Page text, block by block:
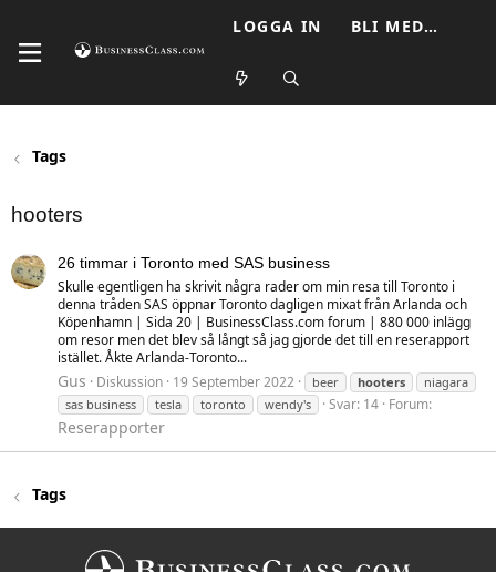
LOGGA IN BLI MEDLEM
Tags
hooters
26 timmar i Toronto med SAS business
Skulle egentligen ha skrivit några rader om min resa till Toronto i
denna tråden SAS öppnar Toronto dagligen mixat från Arlanda och
Köpenhamn | Sida 20 | BusinessClass.com forum | 880 000 inlägg
om resor men det blev så långt så jag gjorde det till en reserapport
istället. Åkte Arlanda-Toronto...
Gus Diskussion 19 September 2022 beer hooters
niagara
sas business
tesla toronto wendy's Svar: 14 Forum:
Reserapporter
Tags